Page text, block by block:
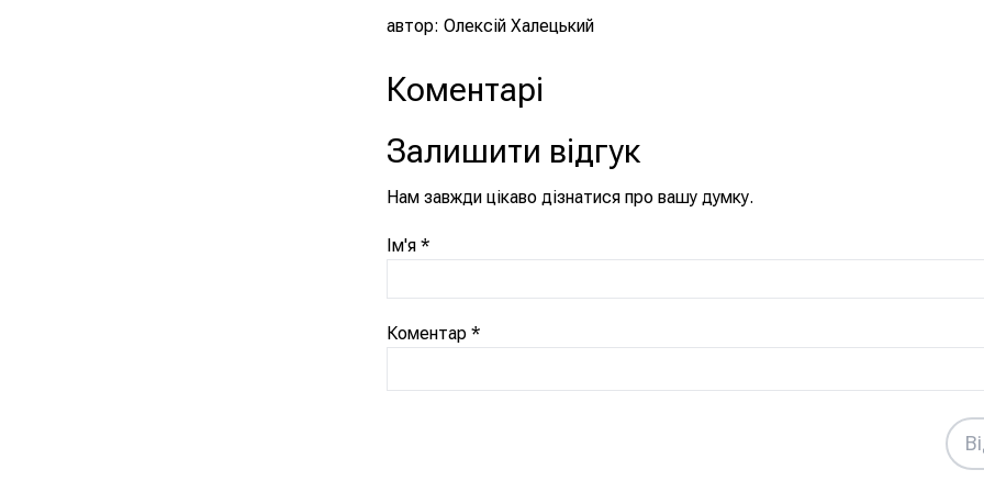
автор: Олексій Халецький
Коментарі
Залишити відгук
Нам завжди цікаво дізнатися про вашу думку.
Ім'я *
Коментар *